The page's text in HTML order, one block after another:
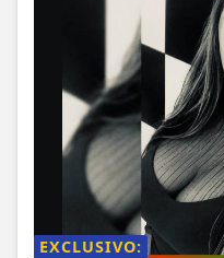
EXCLUSIVO: